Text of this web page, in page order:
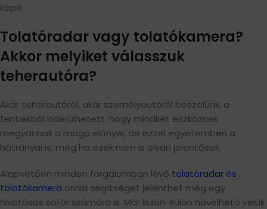
képe
Tolatóradar vagy tolatókamera?
Akkor melyiket válasszuk
teherautóra?
Akár teherautóról, akár személyautóról beszélünk, a
fentiekből kiderülhetett, hogy mindkét eszköznek
megvannak a maga előnyei, de ezzel egyetemben a
hátrányai is, még ha ezek nem is olyan jelentősek.
Alapvetően minden forgalomban lévő tolatóradar és
tolatókamera óriási segítséget jelenthet még egy
hivatásos sofőr számára is. Már külön-külön növelhető velük